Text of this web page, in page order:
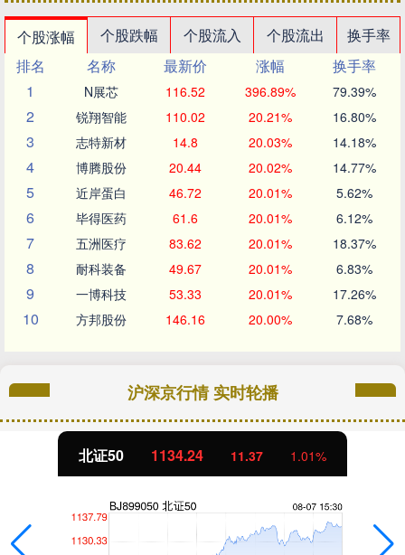
个股涨幅 个股跌幅 个股流入 个股流出
换手率
排名
名称 最新价 涨幅
换手率
1
N展芯 116.52 396.89% 79.39%
2 锐翔智能 110.02 20.21% 16.80%
3 志特新材 14.8 20.03% 14.18%
4 博腾股份 20.44 20.02% 14.77%
5 近岸蛋白 46.72 20.01% 5.62%
6 毕得医药 61.6 20.01% 6.12%
7 五洲医疗 83.62 20.01% 18.37%
8 耐科装备 49.67 20.01% 6.83%
9 一博科技 53.33 20.01% 17.26%
10 方邦股份 146.16 20.00% 7.68%
沪深京行情 实时轮播
北证50 1134.24 11.37 1.01%